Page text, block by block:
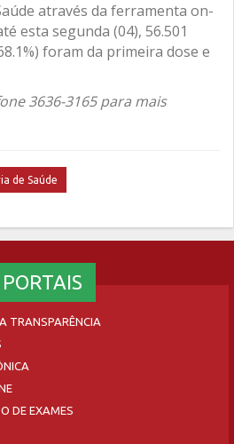
através da ferramenta on-
esta segunda (04), 56.501
foram da primeira dose e
3636-3165 para mais
de Saúde
TRANSPARÊNCIA
DE EXAMES